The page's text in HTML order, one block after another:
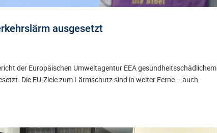
ausgesetzt
der Europäischen Umweltagentur EEA gesundheitsschädlichem
Die EU-Ziele zum Lärmschutz sind in weiter Ferne – auch